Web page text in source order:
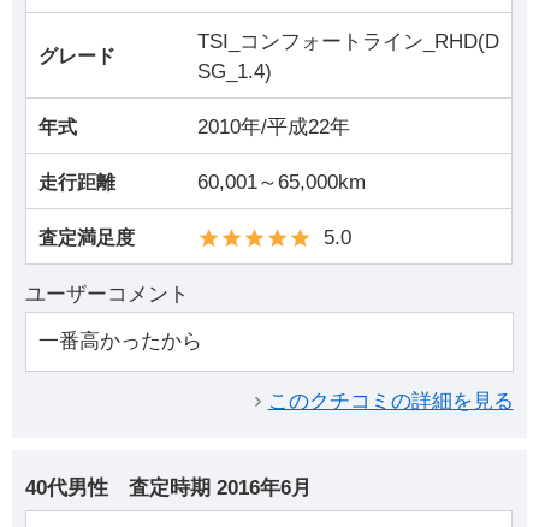
グレード
TSI_コンフォートライン_RHD(D
SG_1.4)
年式 2010年/平成22年
走行距離 60,001～65,000km
査定満足度 5.0
ユーザーコメント
一番高かったから
このクチコミの詳細を見る
40代男性 査定時期 2016年6月